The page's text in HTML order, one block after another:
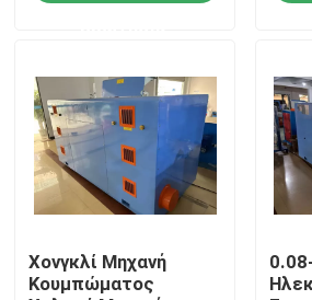
Επικοινωνήστε μαζί μας
Ζητήστε μια προσφορά
Μηχανή εκτόξευσης καλωδίων
Μηχανή εκτόξευσης συρμάτων
Χονγκλί Μηχανή
Κουμπώματος